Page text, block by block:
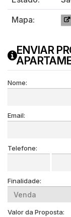
Mapa:
ENVIAR
Nome:
Email:
Telefone:
Finalidade:
Valor da Proposta: